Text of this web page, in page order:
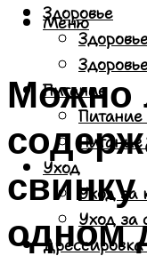
Здоровье
Питание
Питание
Уход
Уход за
Уход за
Дрессировка
Меню
Можно
свинку
одном